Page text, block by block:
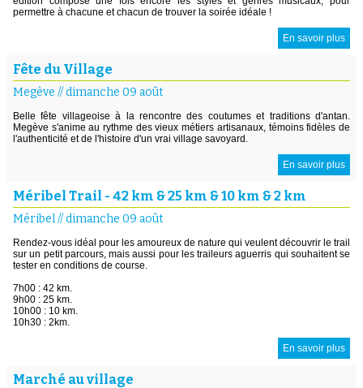
permettre à chacune et chacun de trouver la soirée idéale !
En savoir plus
Fête du Village
Megève //dimanche 09 août
Belle fête villageoise à la rencontre des coutumes et traditions d'antan.
Megève s'anime au rythme des vieux métiers artisanaux, témoins fidèles de
l'authenticité et de l'histoire d'un vrai village savoyard.
En savoir plus
Méribel Trail - 42 km & 25 km & 10 km & 2 km
Méribel//dimanche 09 août
Rendez-vous idéal pour les amoureux de nature qui veulent découvrir le trail
sur un petit parcours, mais aussi pour les traileurs aguerris qui souhaitent se
tester en conditions de course.
7h00 : 42 km.
9h00 : 25 km.
10h00 : 10 km.
10h30 : 2km.
En savoir plus
Marché au village